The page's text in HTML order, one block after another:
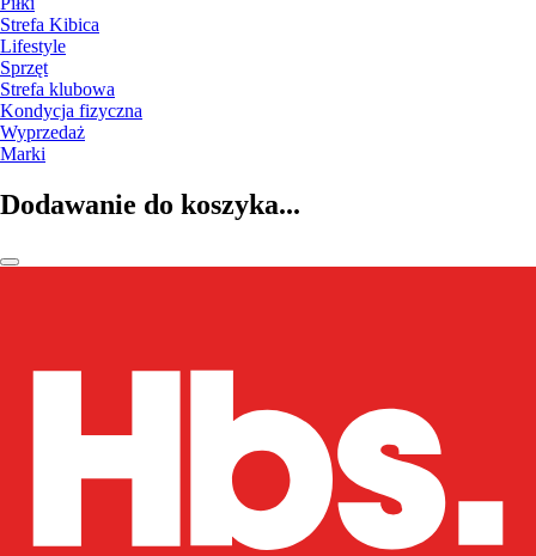
Strefa Kibica
Lifestyle
Sprzęt
Strefa klubowa
Kondycja fizyczna
Wyprzedaż
Marki
Dodawanie do koszyka...